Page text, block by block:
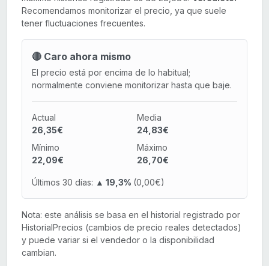
Recomendamos monitorizar el precio, ya que suele
tener fluctuaciones frecuentes.
🔴 Caro ahora mismo
El precio está por encima de lo habitual;
normalmente conviene monitorizar hasta que baje.
Actual
26,35€
Media
24,83€
Mínimo
22,09€
Máximo
26,70€
Últimos 30 días: ▲ 19,3% (0,00€)
Nota: este análisis se basa en el historial registrado por
HistorialPrecios (cambios de precio reales detectados)
y puede variar si el vendedor o la disponibilidad
cambian.